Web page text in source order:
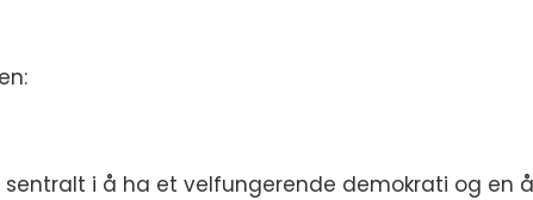
i å ha et velfungerende demokrati og en